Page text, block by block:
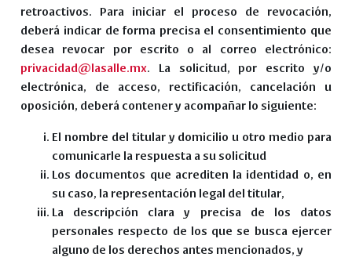
retroactivos. Para iniciar el proceso de revocación,
deberá indicar de forma precisa el consentimiento que
desea revocar por escrito o al correo electrónico:
privacidad@lasalle.mx. La solicitud, por escrito y/o
electrónica, de acceso, rectificación, cancelación u
oposición, deberá contener y acompañar lo siguiente:
El nombre del titular y domicilio u otro medio para
comunicarle la respuesta a su solicitud
Los documentos que acrediten la identidad o, en
su caso, la representación legal del titular,
La descripción clara y precisa de los datos
personales respecto de los que se busca ejercer
alguno de los derechos antes mencionados, y